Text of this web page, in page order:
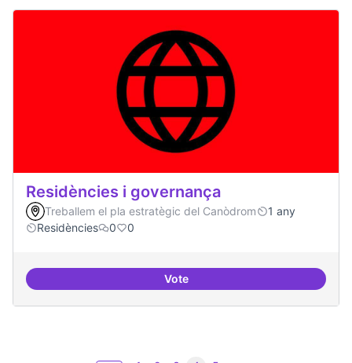
Residències i governança
Treballem el pla estratègic del Canòdrom
1 any
Residències
0 0
VoteResidències i governança